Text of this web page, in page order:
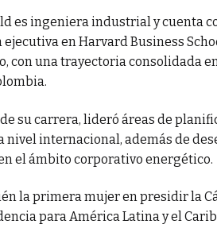
es ingeniera industrial y cuenta
en Harvard Business
con una trayectoria consolidada
su carrera, lideró áreas de
nivel internacional, además de
el ámbito corporativo energético.
la primera mujer en presidir la
para América Latina y el